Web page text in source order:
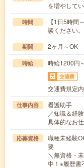
を増やして
時間
【1日5時間
談ください
期間 2ヶ月～OK
時給 時給1200円
交通費
交通費規定
仕事内容
看護助手
／知識＆経
具体的なお
応募資格
職種未経験
要
＼無資格・
中！※履歴書